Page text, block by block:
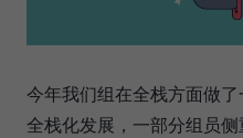
今年我们组在全栈方面做
全栈化发展，一部分组员